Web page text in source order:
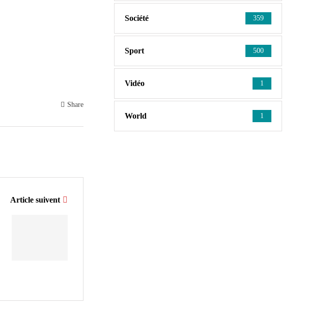
Share
Société 359
Sport 500
Vidéo 1
World 1
Article suivent